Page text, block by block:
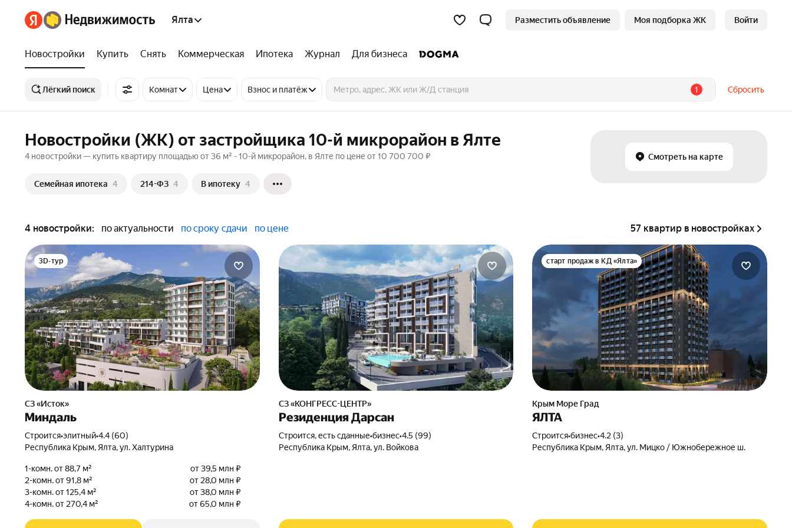
Ялта Разместить объявление Моя подборка ЖК Войти
Новостройки Купить Снять Коммерческая Ипотека Журнал Для бизнеса
Лёгкий поиск Комнат Цена Взнос и платёж 1 Сбросить
Новостройки (ЖК) от застройщика 10-й микрорайон в Ялте
4 новостройки — купить квартиру площадью от 36 м² - 10-й микрорайон, в Ялте по цене от 10 700 700 ₽
Семейная ипотека 4 214-ФЗ 4 В ипотеку 4
Смотреть на карте
4 новостройки: по актуальности по сроку сдачи по цене 57 квартир в новостройках
3D-тур
СЗ «Исток»
Миндаль
Строится•элитный•4.4 (60)
Республика Крым, Ялта, ул. Халтурина
1-комн. от 88,7 м²
от 39,5 млн ₽
2-комн. от 91,8 м²
от 28,0 млн ₽
3-комн. от 125,4 м²
от 38,0 млн ₽
4-комн. от 270,4 м²
от 65,0 млн ₽
СЗ «КОНГРЕСС-ЦЕНТР»
Резиденция Дарсан
Строится, есть сданные•бизнес•4.5 (99)
Республика Крым, Ялта, ул. Войкова
старт продаж в КД «Ялта»
Крым Море Град
ЯЛТА
Строится•бизнес•4.2 (3)
Республика Крым, Ялта, ул. Мицко / Южнобережное ш.